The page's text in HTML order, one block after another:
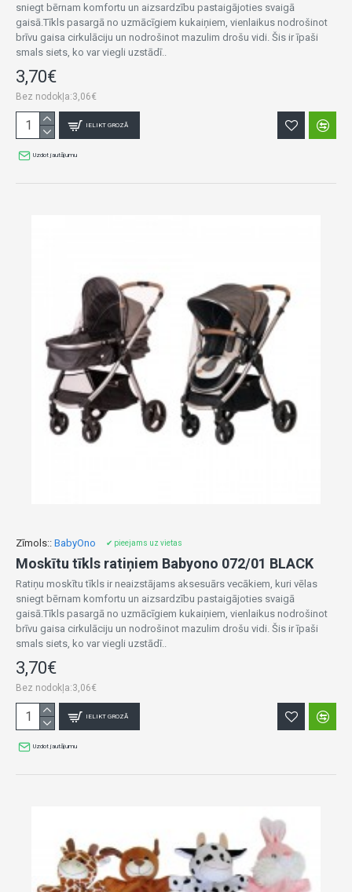
sniegt bērnam komfortu un aizsardzību pastaigājoties svaigā
gaisā.Tīkls pasargā no uzmācīgiem kukaiņiem, vienlaikus nodrošinot
brīvu gaisa cirkulāciju un nodrošinot mazulim drošu vidi. Šis ir īpaši
smals siets, ko var viegli uzstādī..
3,70€
Bez nodokļa:3,06€
IELIKT GROZĀ
Uzdot jautājumu
Zīmols:: BabyOno ✔ pieejams uz vietas
Moskītu tīkls ratiņiem Babyono 072/01 BLACK
Ratiņu moskītu tīkls ir neaizstājams aksesuārs vecākiem, kuri vēlas
sniegt bērnam komfortu un aizsardzību pastaigājoties svaigā
gaisā.Tīkls pasargā no uzmācīgiem kukaiņiem, vienlaikus nodrošinot
brīvu gaisa cirkulāciju un nodrošinot mazulim drošu vidi. Šis ir īpaši
smals siets, ko var viegli uzstādī..
3,70€
Bez nodokļa:3,06€
IELIKT GROZĀ
Uzdot jautājumu